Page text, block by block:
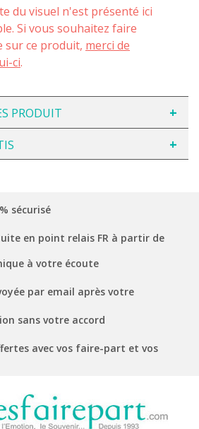
du visuel n'est présenté ici
Si vous souhaitez faire
sur ce produit, merci de
ci.
PRODUIT
sécurisé
en point relais FR à partir de
à votre écoute
par email après votre
sans votre accord
avec vos faire-part et vos